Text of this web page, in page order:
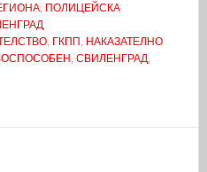
, ПОЛИЦЕЙСКА
, ГКПП , НАКАЗАТЕЛНО
, СВИЛЕНГРАД,